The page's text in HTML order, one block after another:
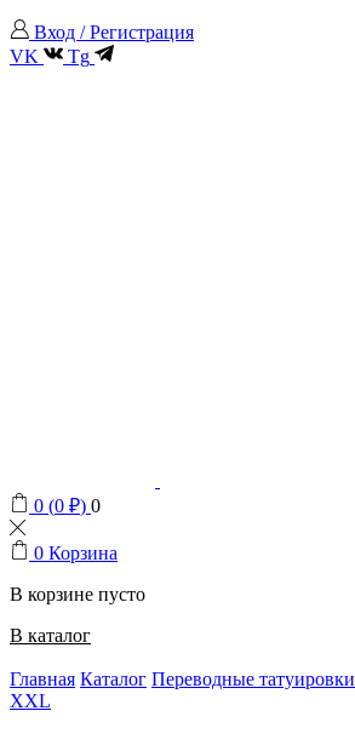
Вход / Регистрация
VK
Tg
0 (0 ₽) 0
0 Корзина
В корзине пусто
В каталог
Главная Каталог Переводные татуировки
XXL